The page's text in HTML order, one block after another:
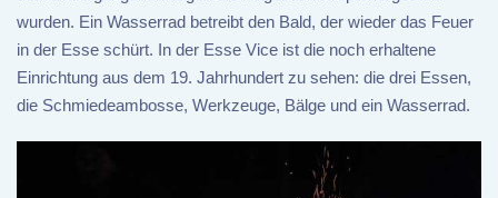
wurden. Ein Wasserrad betreibt den Bald, der wieder das Feuer
in der Esse schürt. In der Esse Vice ist die noch erhaltene
Einrichtung aus dem 19. Jahrhundert zu sehen: die drei Essen,
die Schmiedeambosse, Werkzeuge, Bälge und ein Wasserrad.